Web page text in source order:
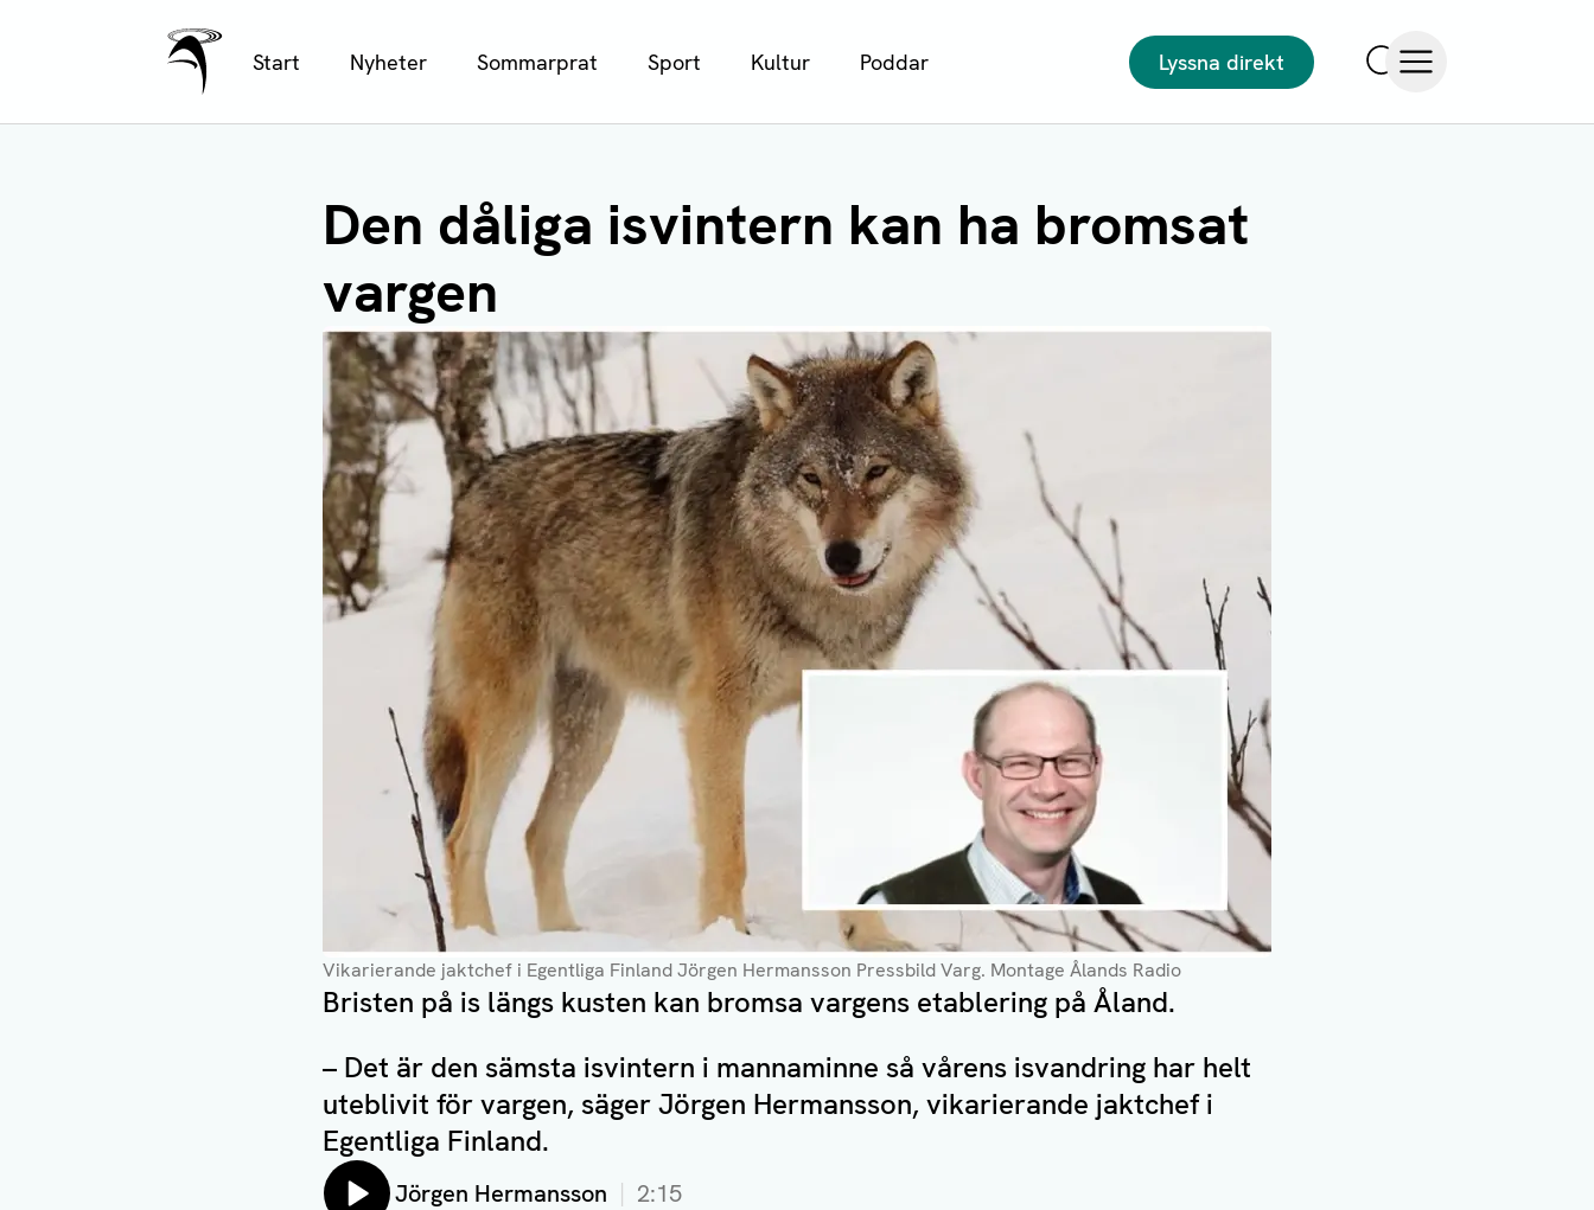
Ålands Radio & TV
Start Nyheter Sommarprat Sport Kultur Poddar
Lyssna direkt
Den dåliga isvintern kan ha bromsat
vargen
Vikarierande jaktchef i Egentliga Finland Jörgen Hermansson Pressbild Varg. Montage Ålands Radio
Bristen på is längs kusten kan bromsa vargens etablering på Åland.
– Det är den sämsta isvintern i mannaminne så vårens isvandring har helt
uteblivit för vargen, säger Jörgen Hermansson, vikarierande jaktchef i
Egentliga Finland.
Lyssna på:
Jörgen Hermansson 2:15